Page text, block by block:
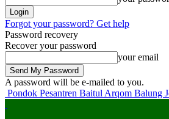
Forgot your password? Get help
Password recovery
Recover your password
your email
A password will be e-mailed to you.
Pondok Pesantren Baitul Arqom Balung